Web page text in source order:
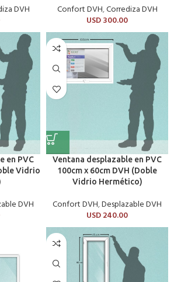
DVH
Confort DVH,Corrediza DVH
USD300.00
en PVC
Vidrio
DVH
Ventana desplazable en PVC
100cm x 60cm DVH (Doble
Vidrio Hermético)
Confort DVH,Desplazable DVH
USD240.00